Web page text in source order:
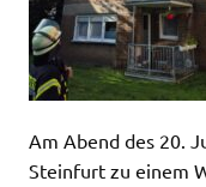
Am Abend des 20.
Steinfurt zu einem